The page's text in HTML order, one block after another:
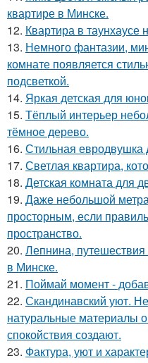
квартире в Минске.
12. Квартира в таунхаусе
13. Немного фантазии,
комнате появляется
подсветкой.
14. Яркая детская для
15. Тёплый интерьер
тёмное дерево.
16. Стильная
17. Светлая квартира,
18. Детская комната для
19. Даже небольшой
просторным, если
пространство.
20. Лепнина,
в Минске.
21. Поймай момент -
22. Скандинавский уют.
натуральные материалы
спокойствия создают.
23. Фактура, уют и